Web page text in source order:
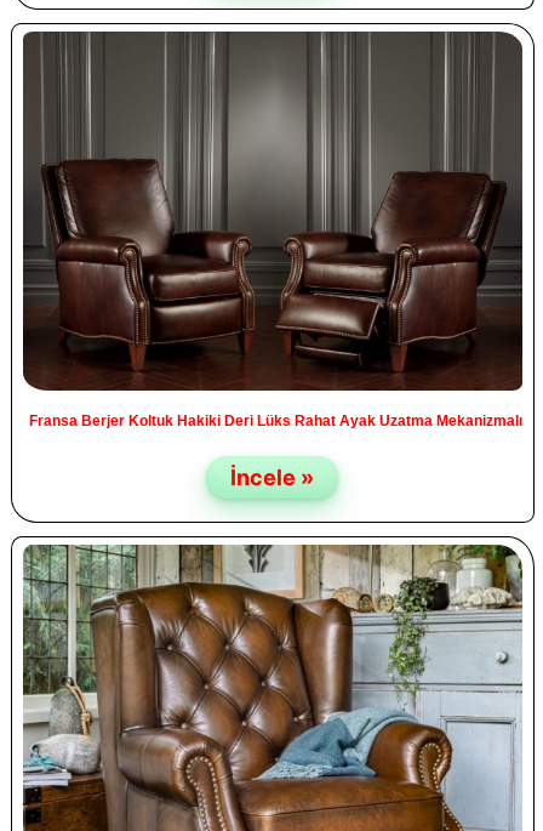
Fransa Berjer Koltuk Hakiki Deri Lüks Rahat Ayak Uzatma Mekanizmalı
İncele »